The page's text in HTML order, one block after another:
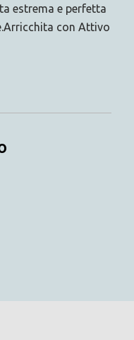
estrema e perfetta
con Attivo